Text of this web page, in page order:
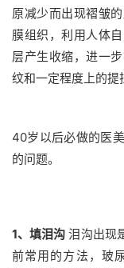
原减少而出现褶皱
膜组织，利用人体
层产生收缩，进一
纹和一定程度上的提
40岁以后必做的医
的问题。
1、填泪沟 泪沟出现
前常用的方法，玻